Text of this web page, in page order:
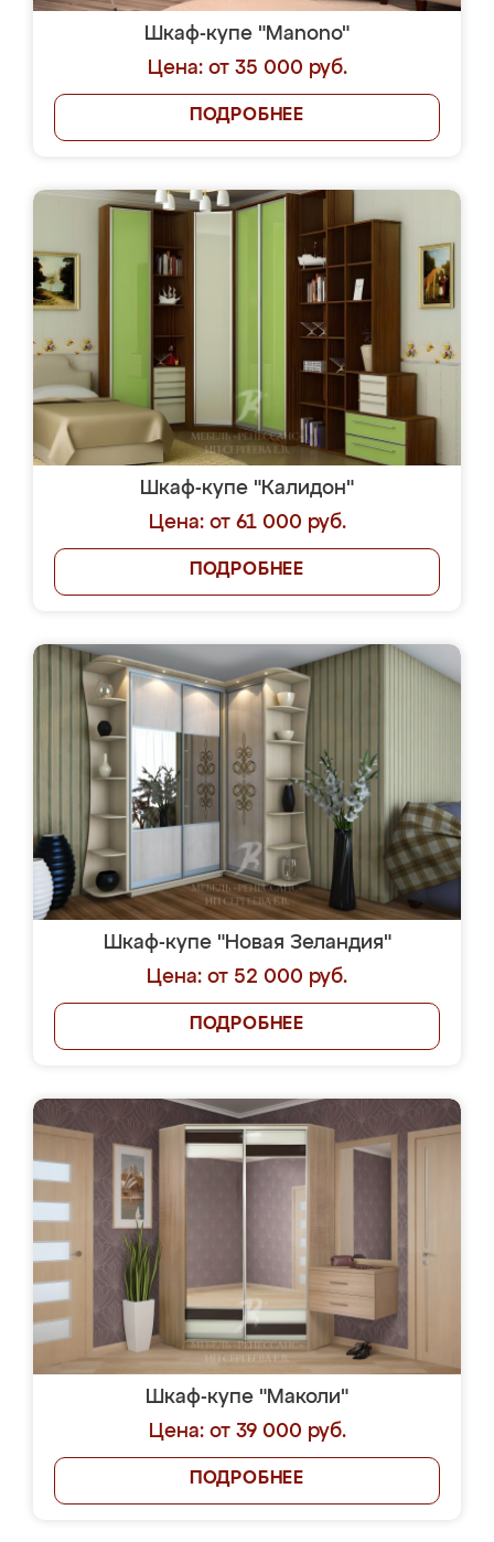
Шкаф-купе "Manono"
Цена: от 35 000 руб.
ПОДРОБНЕЕ
Шкаф-купе "Калидон"
Цена: от 61 000 руб.
ПОДРОБНЕЕ
Шкаф-купе "Новая Зеландия"
Цена: от 52 000 руб.
ПОДРОБНЕЕ
Шкаф-купе "Маколи"
Цена: от 39 000 руб.
ПОДРОБНЕЕ